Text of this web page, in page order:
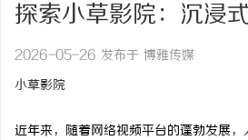
探索小草影院：沉浸
2026-05-26 发布于 博雅传媒
小草影院
近年来，随着网络视频平台的蓬勃发展